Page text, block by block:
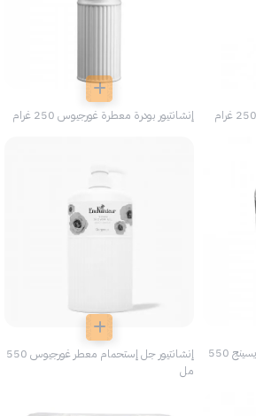
إنشانتيور بودرة معطرة غورجيوس 250 غرام
إنشانتيور جل إستحمام معطر إنتايسينج 550
إنشانتيور جل إستحمام معطر غورجيوس 550
مل